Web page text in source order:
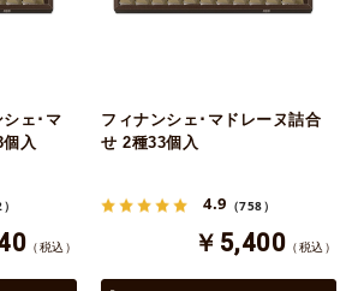
シェ･マ
個入
（税込）
フィナンシェ･マドレーヌ詰合
せ 2種33個入
4.9 （758）
￥5,400 （税込）